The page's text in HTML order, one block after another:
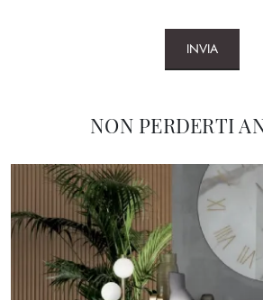
INVIA
NON PERDERTI